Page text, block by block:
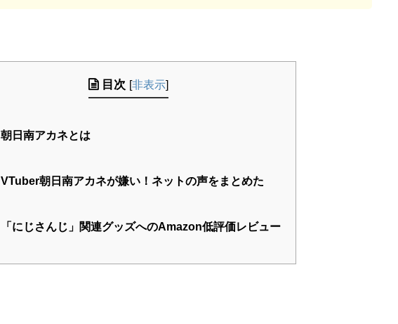
目次 [非表示]
朝日南アカネとは
VTuber朝日南アカネが嫌い！ネットの声をまとめた
「にじさんじ」関連グッズへのAmazon低評価レビュー